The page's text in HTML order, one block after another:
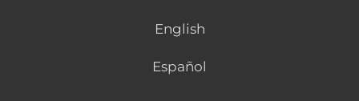
English
Español